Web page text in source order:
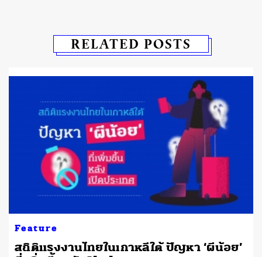
RELATED POSTS
Feature
สถิติแรงงานไทยในเกาหลีใต้ ปัญหา ‘ผีน้อย’